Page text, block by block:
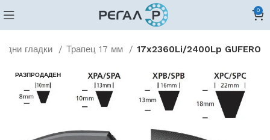
0
гладки Трапец 17 мм 17x2360Li/2400Lp GUFERO
РАЗПРОДАДЕН